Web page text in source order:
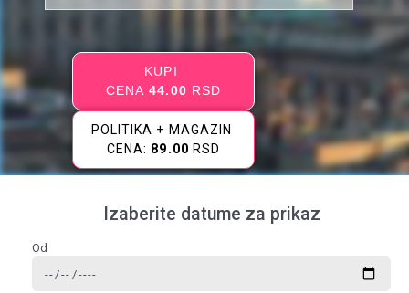
KUPI
CENA44.00 RSD
POLITIKA + MAGAZIN
CENA: 89.00 RSD
Izaberite datume za prikaz
Od